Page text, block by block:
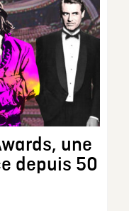
une
depuis 50